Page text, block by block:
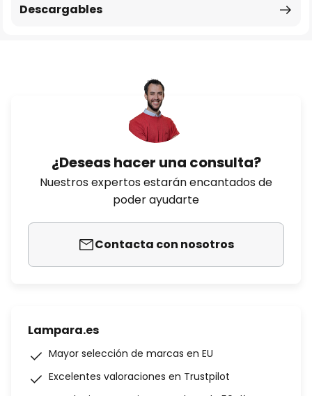
Descargables
¿Deseas hacer una consulta?
Nuestros expertos estarán encantados de
poder ayudarte
Contacta con nosotros
Lampara.es
Mayor selección de marcas en EU
Excelentes valoraciones en Trustpilot